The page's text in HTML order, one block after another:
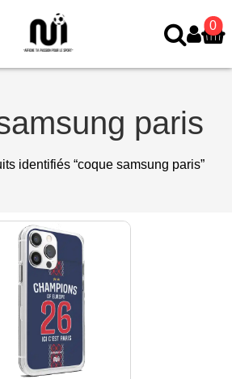
0
paris
identifiés “coque samsung paris”